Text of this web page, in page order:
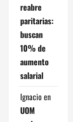
reabre
paritarias:
buscan
10% de
aumento
salarial
Ignacio en
UOM